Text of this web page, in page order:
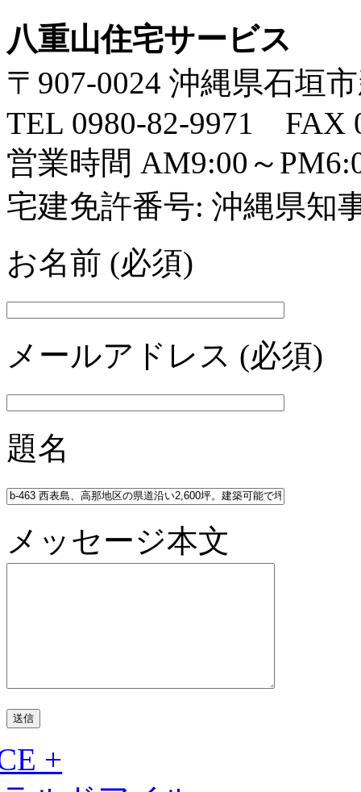
八重山住宅サービス
〒907-0024 沖縄県石垣
TEL 0980-82-9971 FAX
営業時間 AM9:00～
宅建免許番号: 沖縄県知
お名前 (必須)
メールアドレス (必須)
題名
メッセージ本文